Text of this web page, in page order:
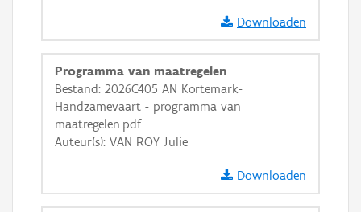
Basis Lagen
OSM-Basiskaart
GRB-Basiskaart
Downloaden
Programma van maatregelen
Bestand: 2026C405 AN Kortemark-
Handzamevaart - programma van
maatregelen.pdf
Auteur(s): VAN ROY Julie
Downloaden